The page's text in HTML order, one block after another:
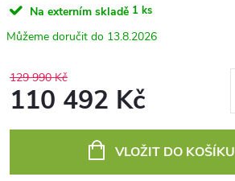
Na externím skladě 1 ks
13.8.2026
129 990 Kč
110 492 Kč
VLOŽIT DO KOŠÍKU